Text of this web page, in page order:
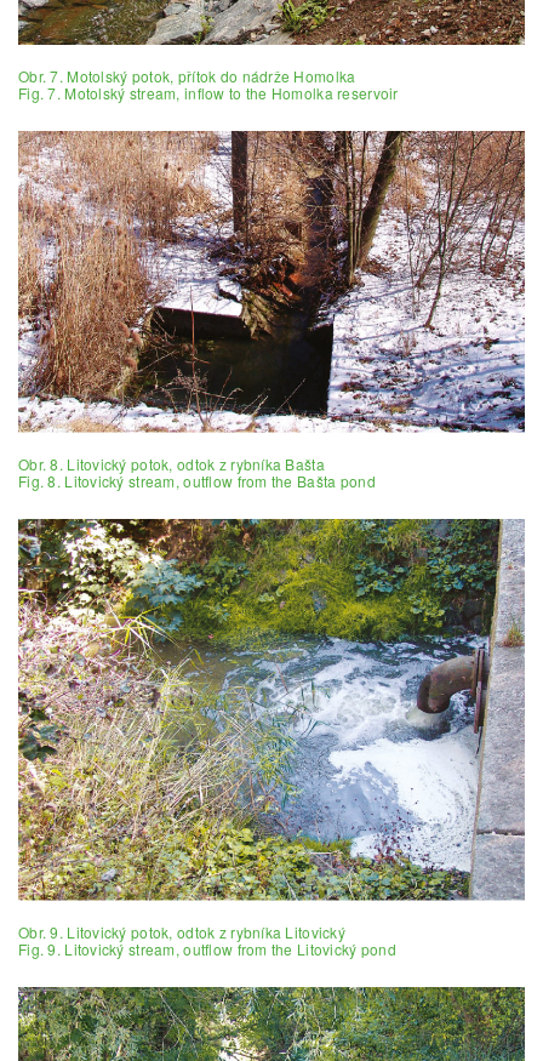
Obr. 7. Motolský potok, přítok do nádrže Homolka
Fig. 7. Motolský stream, inflow to the Homolka reservoir
Obr. 8. Litovický potok, odtok z rybníka Bašta
Fig. 8. Litovický stream, outflow from the Bašta pond
Obr. 9. Litovický potok, odtok z rybníka Litovický
Fig. 9. Litovický stream, outflow from the Litovický pond